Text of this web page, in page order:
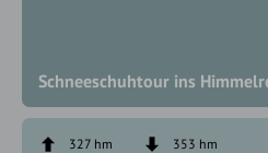
Schneeschuhtour ins
327 hm
353 hm